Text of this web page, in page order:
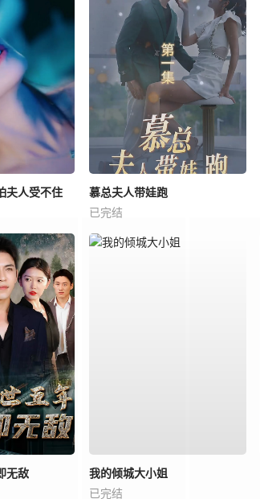
夫人受不住
慕总夫人带娃跑
已完结
无敌
我的倾城大小姐
已完结